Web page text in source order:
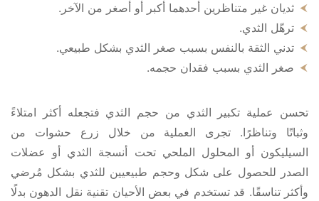
ثديان غير متناظرين أحدهما أكبر أو أصغر من الآخر.
ترهّل الثدي.
تدني الثقة بالنفس بسبب صغر الثدي بشكل طبيعي.
صغر الثدي بسبب فقدان حجمه.
تحسن عملية تكبير الثدي من حجم الثدي فتجعله أكثر امتلاءً
وثباتًا وتناظرًا. تجرى العملية من خلال زرع حشوات من
السيليكون أو المحلول الملحي تحت أنسجة الثدي أو عضلات
الصدر للحصول على شكل وحجم طبيعيين للثدي بشكل مُرضي
وأكثر تناسقًا. قد تستخدم في بعض الأحيان تقنية نقل الدهون بدلًا